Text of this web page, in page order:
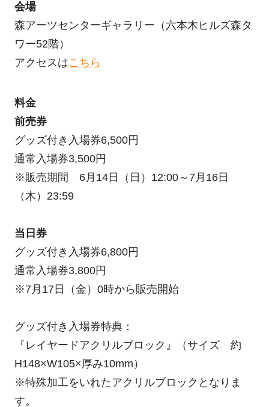
会場
森アーツセンターギャラリー（六本木ヒルズ森タ
ワー52階）
アクセスはこちら
料金
前売券
グッズ付き入場券6,500円
通常入場券3,500円
※販売期間 6月14日（日）12:00～7月16日
（木）23:59
当日券
グッズ付き入場券6,800円
通常入場券3,800円
※7月17日（金）0時から販売開始
グッズ付き入場券特典：
『レイヤードアクリルブロック』（サイズ 約
H148×W105×厚み10mm）
※特殊加工をいれたアクリルブロックとなりま
す。